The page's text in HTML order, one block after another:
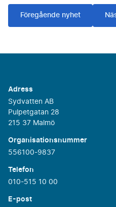
Föregående nyhet
Adress
Sydvatten AB
Pulpetgatan 28
215 37 Malmö
Organisationsnummer
556100-9837
Telefon
010-515 10 00
E-post